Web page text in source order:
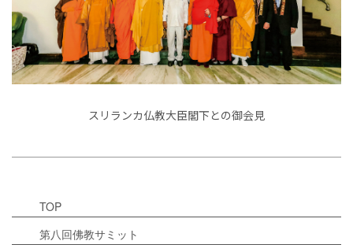
スリランカ仏教大臣閣下との御会見
TOP
第八回佛教サミット